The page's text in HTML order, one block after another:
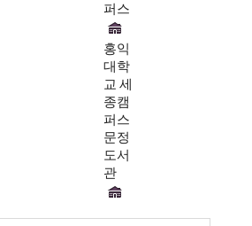
퍼스
홍익
대학
교 세
종캠
퍼스
문정
도서
관